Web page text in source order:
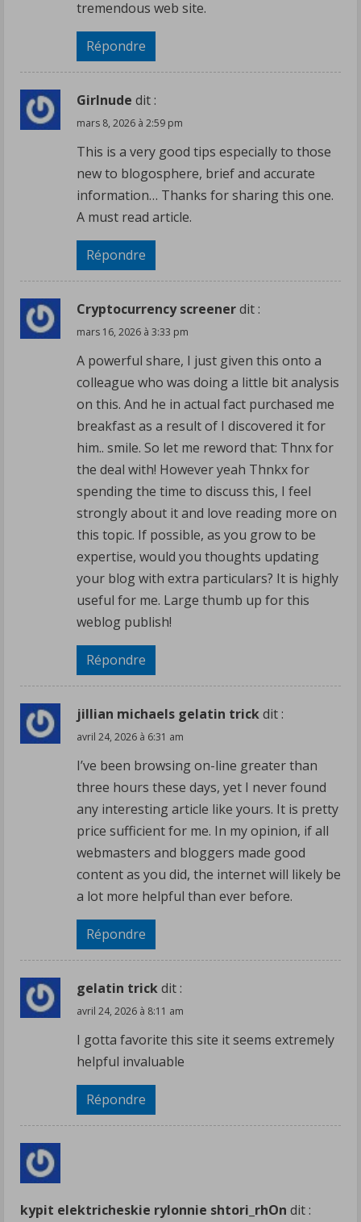
tremendous web site.
Répondre
Girlnude dit :
mars 8, 2026 à 2:59 pm
This is a very good tips especially to those
new to blogosphere, brief and accurate
information… Thanks for sharing this one.
A must read article.
Répondre
Cryptocurrency screenerdit :
mars 16, 2026 à 3:33 pm
A powerful share, I just given this onto a
colleague who was doing a little bit analysis
on this. And he in actual fact purchased me
breakfast as a result of I discovered it for
him.. smile. So let me reword that: Thnx for
the deal with! However yeah Thnkx for
spending the time to discuss this, I feel
strongly about it and love reading more on
this topic. If possible, as you grow to be
expertise, would you thoughts updating
your blog with extra particulars? It is highly
useful for me. Large thumb up for this
weblog publish!
Répondre
jillian michaels gelatin trickdit :
avril 24, 2026 à 6:31 am
I’ve been browsing on-line greater than
three hours these days, yet I never found
any interesting article like yours. It is pretty
price sufficient for me. In my opinion, if all
webmasters and bloggers made good
content as you did, the internet will likely be
a lot more helpful than ever before.
Répondre
gelatin trickdit :
avril 24, 2026 à 8:11 am
I gotta favorite this site it seems extremely
helpful invaluable
Répondre
kypit elektricheskie rylonnie shtori_rhOn dit :